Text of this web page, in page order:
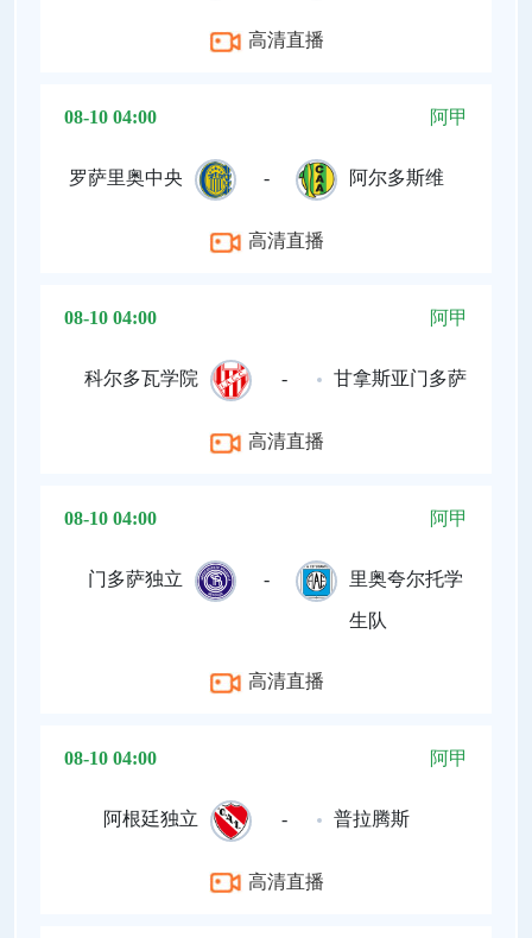
高清直播
08-10 04:00 阿甲
罗萨里奥中央 - 阿尔多斯维
高清直播
08-10 04:00 阿甲
科尔多瓦学院 - 甘拿斯亚门多萨
高清直播
08-10 04:00 阿甲
门多萨独立 - 里奥夸尔托学
生队
高清直播
08-10 04:00 阿甲
阿根廷独立 - 普拉腾斯
高清直播